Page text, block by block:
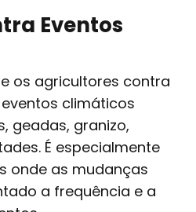
Eventos
os agricultores contra
climáticos
geadas, granizo,
É especialmente
onde as mudanças
a frequência e a